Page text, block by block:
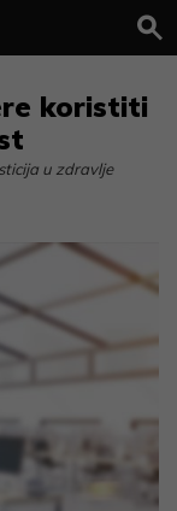
koristiti
u zdravlje